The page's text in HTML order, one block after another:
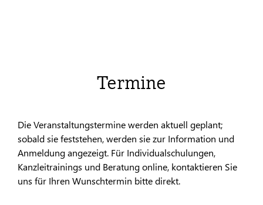
Termine
Die Veranstaltungstermine werden aktuell geplant;
sobald sie feststehen, werden sie zur Information und
Anmeldung angezeigt. Für Individualschulungen,
Kanzleitrainings und Beratung online, kontaktieren Sie
uns für Ihren Wunschtermin bitte direkt.